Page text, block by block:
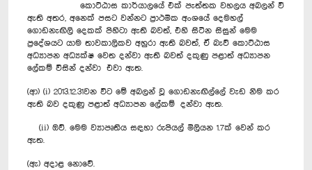
කොට්ඨාස කාර්යාලයේ එක් පැත්තක වහලය අබලන් වී
ඇති අතර, අනෙක් පසට වන්නට ප්‍රාථමික අංශයේ දෙමහල්
ගොඩනැඟිලි දෙකක් පිහිටා ඇති බවත්, එහි සිටින සිසුන් මෙම
ප්‍රදේශයට යාම තාවකාලිකව අහුරා ඇති බවත්, ඒ බැව් කොට්ඨාස
අධ්‍යාපන අධ්‍යක්ෂ වෙත දන්වා ඇති බවත් දකුණු පළාත් අධ්‍යාපන
ලේකම් විසින් දන්වා එවා ඇත.
(ආ) (i) 2013.12.31වන විට මේ අබලන් වූ ගොඩනැඟිල්ලේ වැඩ නිම කර
ඇති බව දකුණු පළාත් අධ්‍යාපන ලේකම් දන්වා ඇත.
(ii) ඔව්. මෙම ව්‍යාපෘතිය සඳහා රුපියල් මිලියන 1.7ක් වෙන් කර
ඇත.
(ඇ) අදාළ නොවේ.